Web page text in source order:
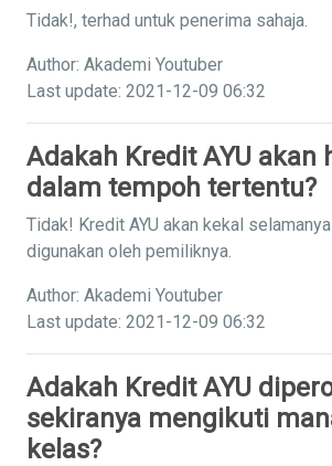
Tidak!, terhad untuk penerima sahaja.
Author: Akademi Youtuber
Last update: 2021-12-09 06:32
Adakah Kredit AYU akan
dalam tempoh tertentu?
Tidak! Kredit AYU akan kekal
digunakan oleh pemiliknya.
Author: Akademi Youtuber
Last update: 2021-12-09 06:32
Adakah Kredit AYU
sekiranya mengikuti
kelas?